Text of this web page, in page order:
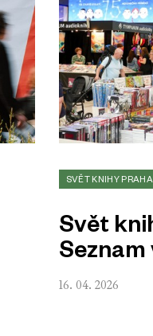
SVĚT KNIHY
Svět
16. 04. 2026